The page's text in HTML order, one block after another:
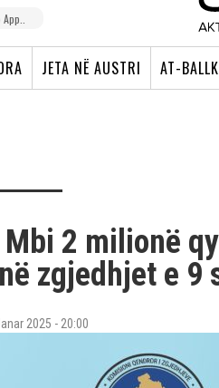
JETA NË AUSTRI AT-
Mbi 2 milionë
zgjedhjet e 9
2025 - 20:00